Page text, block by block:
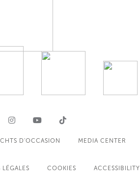
D'OCCASION MEDIA CENTER
COOKIES ACCESSIBILITY